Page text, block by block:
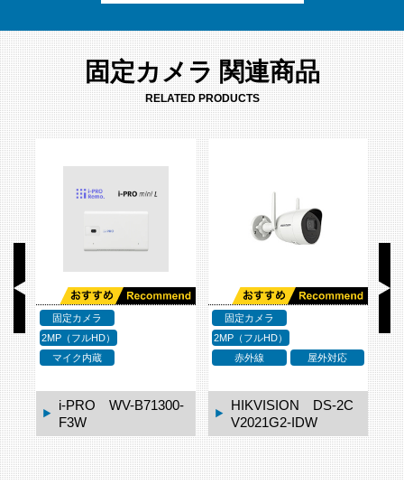
固定カメラ 関連商品
RELATED PRODUCTS
固定カメラ
2MP（フルHD）
マイク内蔵
i-PRO mini 無線LA
Nモデル WV-S7130
WUX
固定カメラ
2MP（フルHD）
WDR
マイク内蔵
Canon VB-S910F